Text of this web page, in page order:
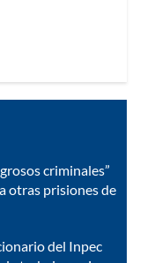
criminales”
otras prisiones de
del Inpec